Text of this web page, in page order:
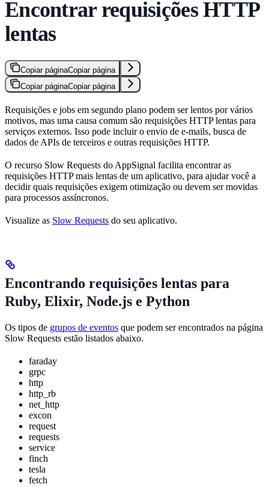
Encontrar requisições HTTP
lentas
Copiar páginaCopiar página
Copiar páginaCopiar página
Requisições e jobs em segundo plano podem ser lentos por vários
motivos, mas uma causa comum são requisições HTTP lentas para
serviços externos. Isso pode incluir o envio de e-mails, busca de
dados de APIs de terceiros e outras requisições HTTP.
O recurso Slow Requests do AppSignal facilita encontrar as
requisições HTTP mais lentas de um aplicativo, para ajudar você a
decidir quais requisições exigem otimização ou devem ser movidas
para processos assíncronos.
Visualize as Slow Requests do seu aplicativo.
Encontrando requisições lentas para
Ruby, Elixir, Node.js e Python
Os tipos de grupos de eventos que podem ser encontrados na página
Slow Requests estão listados abaixo.
faraday
grpc
http
http_rb
net_http
excon
request
requests
service
finch
tesla
fetch